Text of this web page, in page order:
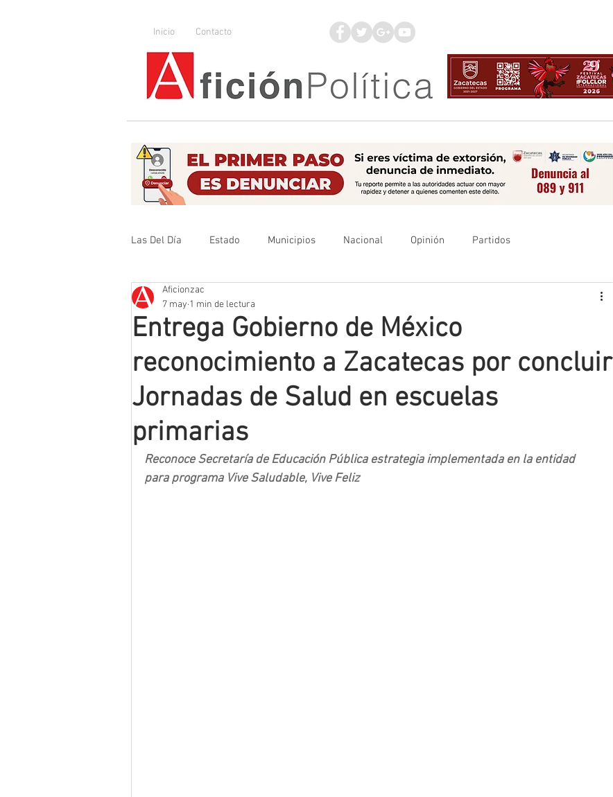
Inicio Contacto
Las Del Día Estado Municipios Nacional Opinión Partidos
Que no se olvide
Entrega Gobierno de México
reconocimiento a Zacatecas por concluir
Jornadas de Salud en escuelas
primarias
Aficionzac
7 may 1 min de lectura
Reconoce Secretaría de Educación Pública estrategia implementada en la entidad
para programa Vive Saludable, Vive Feliz